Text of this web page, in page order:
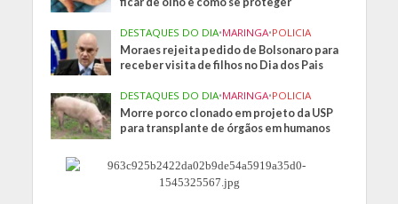
DESTAQUES DO DIA•MARINGA•POLICIA
Moraes rejeita pedido de Bolsonaro para
receber visita de filhos no Dia dos Pais
DESTAQUES DO DIA•MARINGA•POLICIA
Morre porco clonado em projeto da USP
para transplante de órgãos em humanos